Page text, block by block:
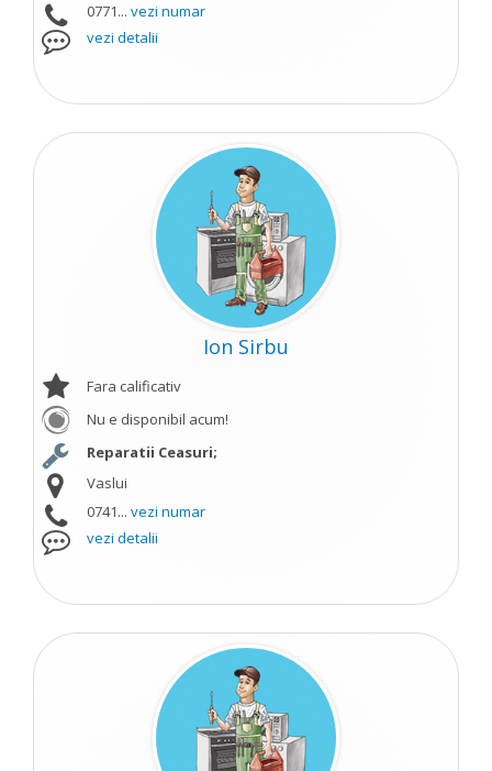
0771... vezi numar
vezi detalii
Ion Sirbu
Fara calificativ
Nu e disponibil acum!
Reparatii Ceasuri;
Vaslui
0741... vezi numar
vezi detalii